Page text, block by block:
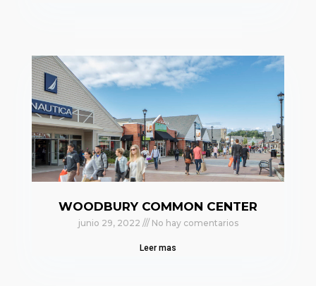
WOODBURY COMMON CENTER
junio 29, 2022 No hay comentarios
Leer mas